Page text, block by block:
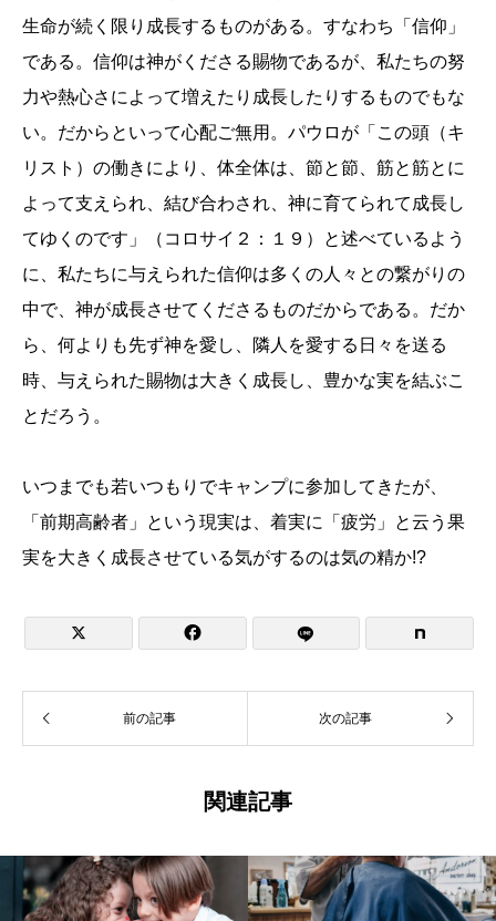
生命が続く限り成長するものがある。すなわち「信仰」
である。信仰は神がくださる賜物であるが、私たちの努
力や熱心さによって増えたり成長したりするものでもな
い。だからといって心配ご無用。パウロが「この頭（キ
リスト）の働きにより、体全体は、節と節、筋と筋とに
よって支えられ、結び合わされ、神に育てられて成長し
てゆくのです」（コロサイ２：１９）と述べているよう
に、私たちに与えられた信仰は多くの人々との繋がりの
中で、神が成長させてくださるものだからである。だか
ら、何よりも先ず神を愛し、隣人を愛する日々を送る
時、与えられた賜物は大きく成長し、豊かな実を結ぶこ
とだろう。
いつまでも若いつもりでキャンプに参加してきたが、
「前期高齢者」という現実は、着実に「疲労」と云う果
実を大きく成長させている気がするのは気の精か!?
 
前の記事 次の記事
関連記事